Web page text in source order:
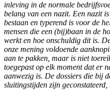
inleving in de normale
belang van een nazit. Een nazit
bestaan en typerend is voor de
mensen die een (bij)baan in de
werkt en hoe onschuldig dit is.
onze mening voldoende
aan te pakken, maar is niet
toegepast op elk moment dat er
aanwezig is. De dossiers die bij
sluitingstijden zijn geconstateerd,